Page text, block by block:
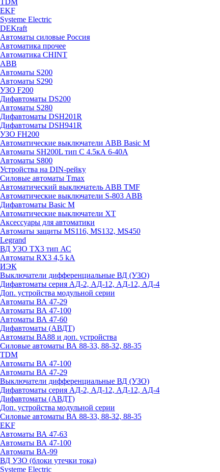
TDM
EKF
Systeme Electric
DEKraft
Автоматы силовые Россия
Автоматика прочее
Автоматика CHINT
ABB
Автоматы S200
Автоматы S290
УЗО F200
Дифавтоматы DS200
Автоматы S280
Дифавтоматы DSH201R
Дифавтоматы DSH941R
УЗО FH200
Автоматические выключатели ABB Basic M
Автоматы SH200L тип С 4.5кА 6-40А
Автоматы S800
Устройства на DIN-рейку
Силовые автоматы Tmax
Автоматический выключатель ABB TMF
Автоматические выключатели S-803 АВВ
Дифавтоматы Basic M
Автоматические выключатели XT
Аксессуары для автоматики
Автоматы защиты MS116, MS132, MS450
Legrand
ВД УЗО TX3 тип АС
Автоматы RX3 4,5 kA
ИЭК
Выключатели дифференциальные ВД (УЗО)
Дифавтоматы серия АД-2, АД-12, АД-12, АД-4
Доп. устройства модульной серии
Автоматы ВА 47-29
Автоматы ВА 47-100
Автоматы ВА 47-60
Дифавтоматы (АВДТ)
Автоматы ВА88 и доп. устройства
Силовые автоматы ВА 88-33, 88-32, 88-35
TDM
Автоматы ВА 47-100
Автоматы ВА 47-29
Выключатели дифференциальные ВД (УЗО)
Дифавтоматы серия АД-2, АД-12, АД-12, АД-4
Дифавтоматы (АВДТ)
Доп. устройства модульной серии
Силовые автоматы ВА 88-33, 88-32, 88-35
EKF
Автоматы ВА 47-63
Автоматы ВА 47-100
Автоматы ВА-99
ВД УЗО (блоки утечки тока)
Systeme Electric